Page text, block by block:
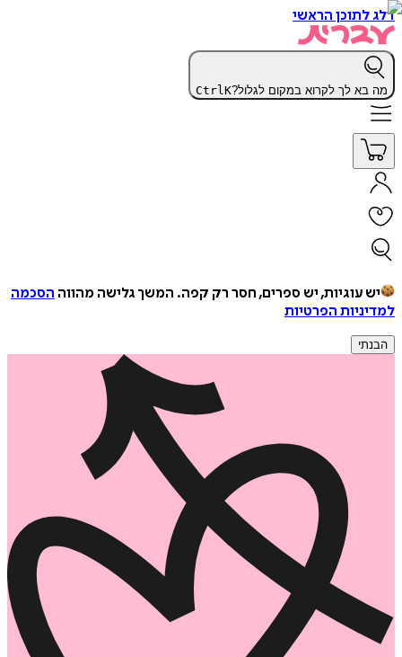
דלג לתוכן הראשי
מה בא לך לקרוא במקום לגלול? CtrlK
יש עוגיות, יש ספרים, חסר רק קפה. המשך גלישה מהווה הסכמה
למדיניות הפרטיות
הבנתי